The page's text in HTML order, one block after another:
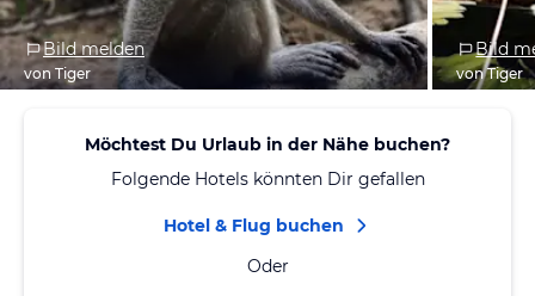
Bild melden
von Tiger
Bild
von Tiger
Möchtest Du Urlaub in der Nähe buchen?
Folgende Hotels könnten Dir gefallen
Hotel & Flug buchen
Oder